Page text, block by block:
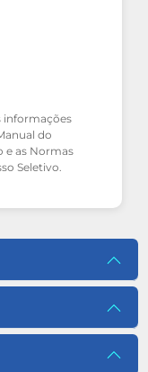
informações
do
e as Normas
Seletivo.